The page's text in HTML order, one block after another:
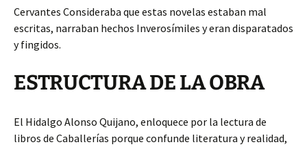
Cervantes Consideraba que estas novelas estaban mal
escritas, narraban hechos Inverosímiles y eran disparatados
y fingidos.
ESTRUCTURA DE LA OBRA
El Hidalgo Alonso Quijano, enloquece por la lectura de
libros de Caballerías porque confunde literatura y realidad,